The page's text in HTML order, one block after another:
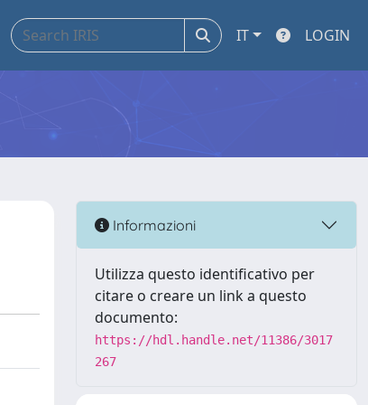
IT LOGIN
Informazioni
Utilizza questo identificativo per
citare o creare un link a questo
documento:
https://hdl.handle.net/11386/3017
267